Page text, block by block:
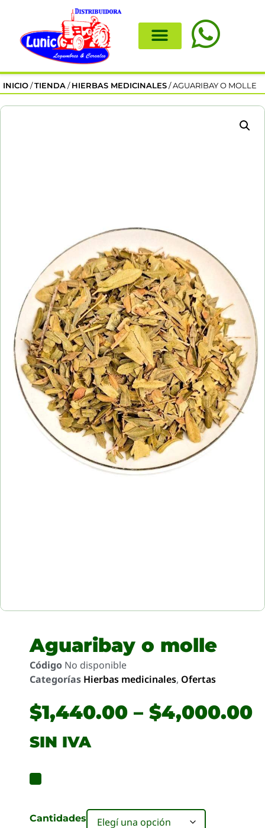
INICIO /TIENDA / HIERBAS MEDICINALES / AGUARIBAY O MOLLE
Aguaribay o molle
Código No disponible
Categorías Hierbas medicinales, Ofertas
$1,440.00 – $4,000.00
SIN IVA
Cantidades